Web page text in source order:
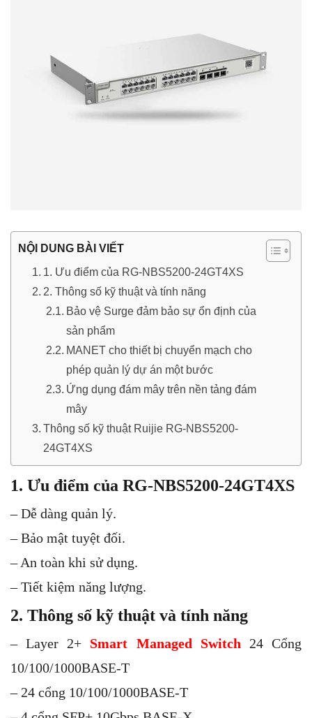
NỘI DUNG BÀI VIẾT
1. Ưu điểm của RG-NBS5200-24GT4XS
2. Thông số kỹ thuật và tính năng
Bảo vệ Surge đảm bảo sự ổn định của
sản phẩm
MANET cho thiết bị chuyển mạch cho
phép quản lý dự án một bước
Ứng dụng đám mây trên nền tảng đám
mây
Thông số kỹ thuật Ruijie RG-NBS5200-
24GT4XS
1. Ưu điểm của RG-NBS5200-24GT4XS
– Dễ dàng quản lý.
– Bảo mật tuyệt đối.
– An toàn khi sử dụng.
– Tiết kiệm năng lượng.
2. Thông số kỹ thuật và tính năng
– Layer 2+ Smart Managed Switch 24 Cổng
10/100/1000BASE-T
– 24 cổng 10/100/1000BASE-T